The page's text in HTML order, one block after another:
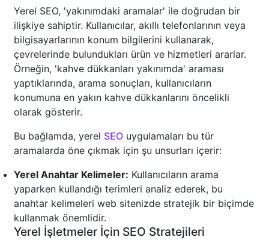
Yerel SEO, 'yakınımdaki aramalar' ile doğrudan bir
ilişkiye sahiptir. Kullanıcılar, akıllı telefonlarının veya
bilgisayarlarının konum bilgilerini kullanarak,
çevrelerinde bulundukları ürün ve hizmetleri ararlar.
Örneğin, 'kahve dükkanları yakınımda' araması
yaptıklarında, arama sonuçları, kullanıcıların
konumuna en yakın kahve dükkanlarını öncelikli
olarak gösterir.
Bu bağlamda, yerel SEO uygulamaları bu tür
aramalarda öne çıkmak için şu unsurları içerir:
Yerel Anahtar Kelimeler: Kullanıcıların arama
yaparken kullandığı terimleri analiz ederek, bu
anahtar kelimeleri web sitenizde stratejik bir biçimde
kullanmak önemlidir.
Yerel İşletmeler İçin SEO Stratejileri